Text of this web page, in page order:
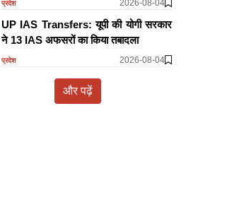
प्रदेश 2026-08-04
UP IAS Transfers: यूपी की योगी सरकार
ने 13 IAS अफसरों का किया तबादला
प्रदेश 2026-08-04
और पढ़ें